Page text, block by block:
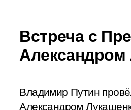
Встреча с
Александром
Владимир Путин
Александром